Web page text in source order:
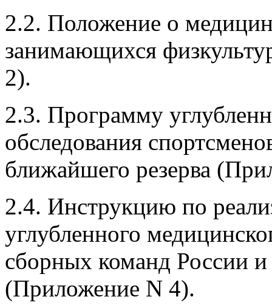
2.2. Положение о
занимающихся
2).
2.3. Программу
обследования
ближайшего резерва
2.4. Инструкцию по
углубленного
сборных команд России
(Приложение N 4).